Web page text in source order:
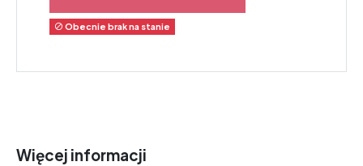
 Obecnie brak na stanie
Więcej informacji